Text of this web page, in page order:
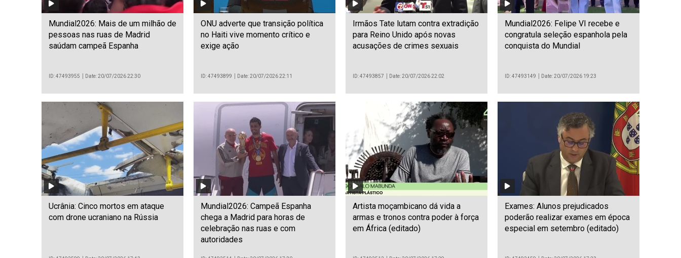
Mundial2026: Mais de um milhão de
pessoas nas ruas de Madrid
saúdam campeã Espanha
ID: 47493955 Date: 20/07/2026 22:30
ONU adverte que transição política
no Haiti vive momento crítico e
exige ação
ID: 47493899 Date: 20/07/2026 22:11
Irmãos Tate lutam contra extradição
para Reino Unido após novas
acusações de crimes sexuais
ID: 47493857 Date: 20/07/2026 22:02
Mundial2026: Felipe VI recebe e
congratula seleção espanhola pela
conquista do Mundial
ID: 47493149 Date: 20/07/2026 19:23
Ucrânia: Cinco mortos em ataque
com drone ucraniano na Rússia
Mundial2026: Campeã Espanha
chega a Madrid para horas de
celebração nas ruas e com
autoridades
Artista moçambicano dá vida a
armas e tronos contra poder à força
em África (editado)
Exames: Alunos prejudicados
poderão realizar exames em época
especial em setembro (editado)